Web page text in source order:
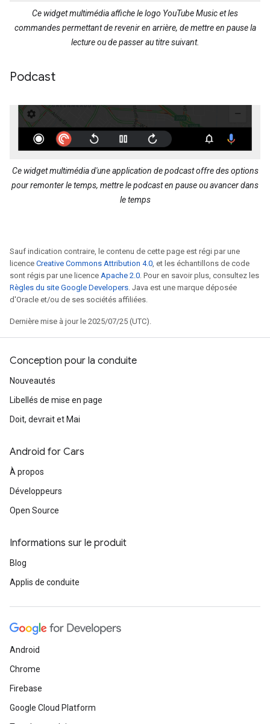
Ce widget multimédia affiche le logo YouTube Music et les
commandes permettant de revenir en arrière, de mettre en pause la
lecture ou de passer au titre suivant.
Podcast
Ce widget multimédia d'une application de podcast offre des options
pour remonter le temps, mettre le podcast en pause ou avancer dans
le temps
Sauf indication contraire, le contenu de cette page est régi par une
licence Creative Commons Attribution 4.0 , et les échantillons de code
sont régis par une licence Apache 2.0 . Pour en savoir plus, consultez les
Règles du site Google Developers . Java est une marque déposée
d'Oracle et/ou de ses sociétés affiliées.
Dernière mise à jour le 2025/07/25 (UTC).
Conception pour la conduite
Nouveautés
Libellés de mise en page
Doit, devrait et Mai
Android for Cars
À propos
Développeurs
Open Source
Informations sur le produit
Blog
Applis de conduite
Android
Chrome
Firebase
Google Cloud Platform